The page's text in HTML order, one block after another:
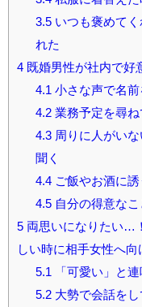
3.5いつも褒めてく
れた
4 既婚男性が社内で好
4.1 小さな声で名前
4.2業務予定を尋ね
4.3周りに人がいな
聞く
4.4ご飯やお酒に誘
4.5自分の得意なこ
5 両思いになりたい…
しい時に相手女性へ
5.1
「可愛い」と連
5.2大勢で会話をし